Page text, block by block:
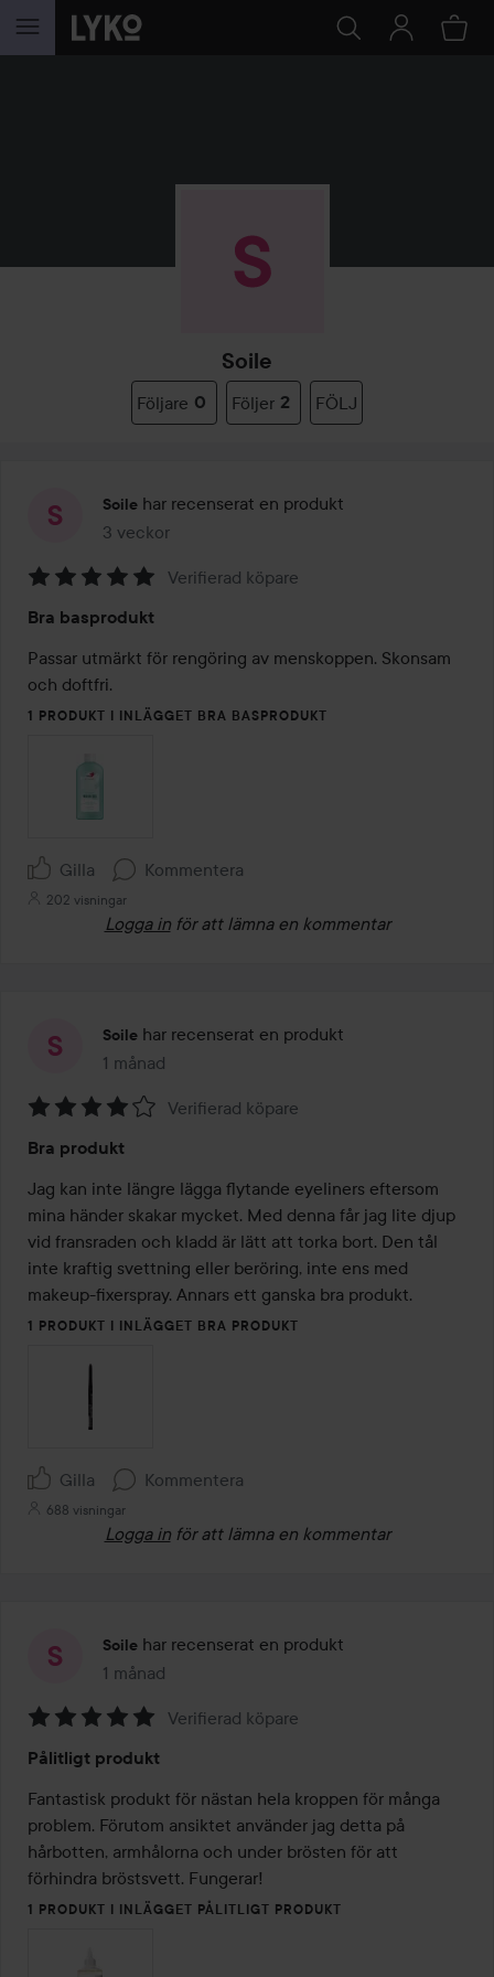
HOPPA TILL INNEHÅLLET
Soile
Följare 0 Följer 2 FÖLJ
Soile har recenserat en produkt
3 veckor
Inlägget skapades 3 veckor
5
av
5
Verifierad köpare
Bra basprodukt
Passar utmärkt för rengöring av menskoppen. Skonsam
och doftfri.
1 PRODUKT I INLÄGGET BRA BASPRODUKT
Gilla Kommentera
202 visningar
Logga in för att lämna en kommentar
Soile har recenserat en produkt
1 månad
Inlägget skapades 1 månad
4
av
5
Verifierad köpare
Bra produkt
Jag kan inte längre lägga flytande eyeliners eftersom
mina händer skakar mycket. Med denna får jag lite djup
vid fransraden och kladd är lätt att torka bort. Den tål
inte kraftig svettning eller beröring, inte ens med
makeup-fixerspray. Annars ett ganska bra produkt.
1 PRODUKT I INLÄGGET BRA PRODUKT
Gilla Kommentera
688 visningar
Logga in för att lämna en kommentar
Soile har recenserat en produkt
1 månad
Inlägget skapades 1 månad
5
av
5
Verifierad köpare
Pålitligt produkt
Fantastisk produkt för nästan hela kroppen för många
problem. Förutom ansiktet använder jag detta på
hårbotten, armhålorna och under brösten för att
förhindra bröstsvett. Fungerar!
1 PRODUKT I INLÄGGET PÅLITLIGT PRODUKT